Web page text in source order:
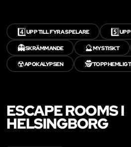
4️⃣UPP TILL FYRA SPELARE 5️⃣
👻SKRÄMMANDE 🔮MYSTISKT
☢️APOKALYPSEN 🕵️TOPPHEMLIGT
ESCAPE ROOMS I
HELSINGBORG